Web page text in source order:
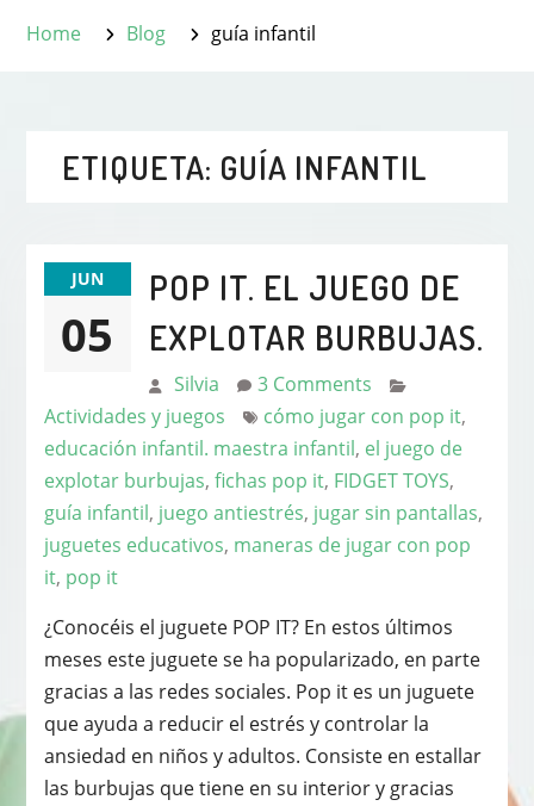
Home Blog guía infantil
ETIQUETA: GUÍA INFANTIL
JUN
05
POP IT. EL JUEGO DE
EXPLOTAR BURBUJAS.
Silvia
3 Comments
Actividades y juegos
cómo jugar con pop it,
educación infantil. maestra infantil, el juego de
explotar burbujas, fichas pop it, FIDGET TOYS,
guía infantil, juego antiestrés, jugar sin pantallas,
juguetes educativos, maneras de jugar con pop
it, pop it
¿Conocéis el juguete POP IT? En estos últimos
meses este juguete se ha popularizado, en parte
gracias a las redes sociales. Pop it es un juguete
que ayuda a reducir el estrés y controlar la
ansiedad en niños y adultos. Consiste en estallar
las burbujas que tiene en su interior y gracias